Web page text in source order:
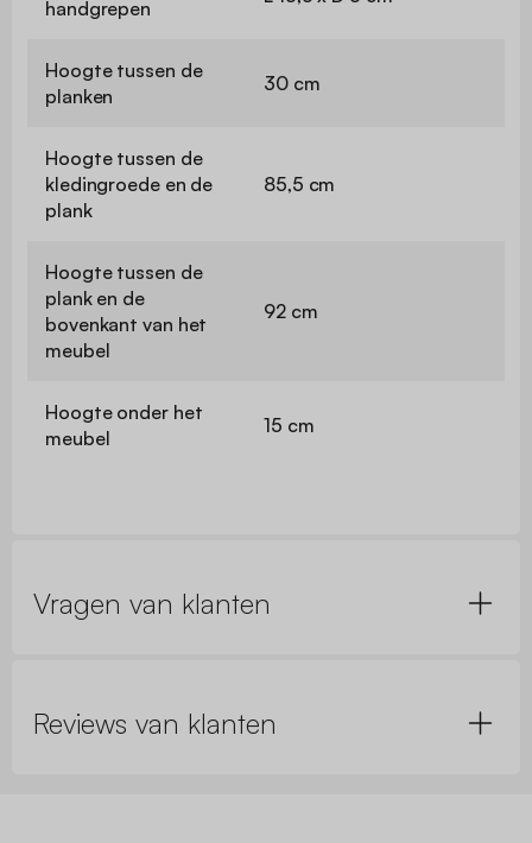
handgrepen
Hoogte tussen de
planken
30 cm
Hoogte tussen de
kledingroede en de
plank
85,5 cm
Hoogte tussen de
plank en de
bovenkant van het
meubel
92 cm
Hoogte onder het
meubel
15 cm
Vragen van klanten
Reviews van klanten